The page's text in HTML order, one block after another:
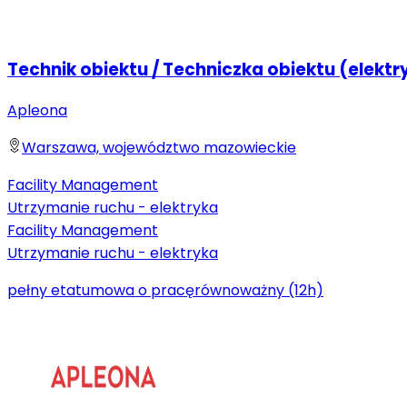
Technik obiektu / Techniczka obiektu
Apleona
Warszawa, województwo mazowieckie
Facility Management
Utrzymanie ruchu - elektryka
Facility Management
Utrzymanie ruchu - elektryka
pełny etatumowa o pracęrównoważny (12h)